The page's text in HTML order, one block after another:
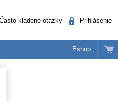
Často kladené otázky Prihlásenie
Eshop